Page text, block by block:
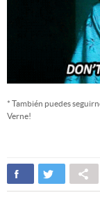
* También puedes
Verne!